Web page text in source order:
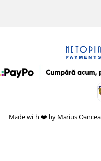
Made with ❤️ by Marius Oancea